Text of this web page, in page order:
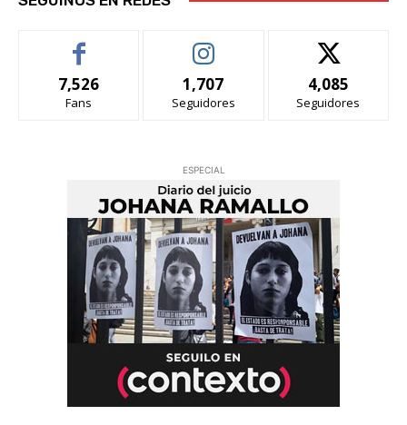
7,526
Fans
1,707
Seguidores
4,085
Seguidores
ESPECIAL